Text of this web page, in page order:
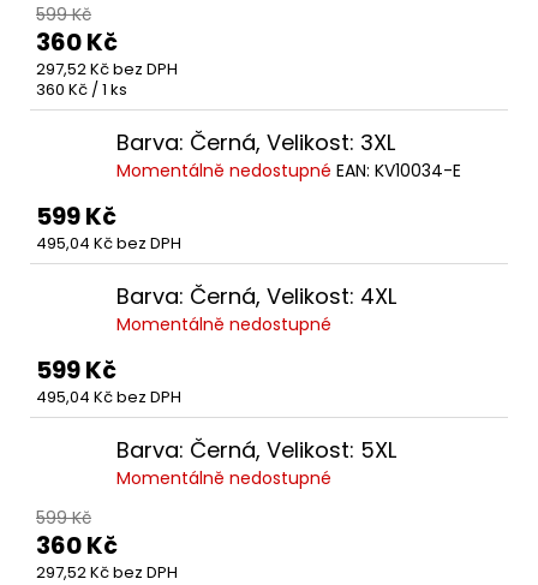
599 Kč
360 Kč
297,52 Kč bez DPH
Měrná
cena:
360 Kč / 1 ks
Barva: Černá, Velikost: 3XL
Momentálně nedostupné EAN: KV10034-E
599 Kč
495,04 Kč bez DPH
Barva: Černá, Velikost: 4XL
Momentálně nedostupné
599 Kč
495,04 Kč bez DPH
Barva: Černá, Velikost: 5XL
Momentálně nedostupné
599 Kč
360 Kč
297,52 Kč bez DPH